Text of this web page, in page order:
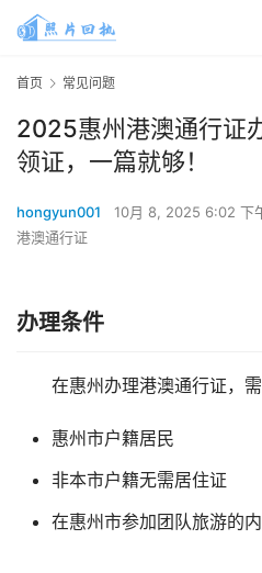
首页 常见问题
2025惠州港澳通行证
领证，一篇就够！
hongyun001 10月 8, 2025 6:02 下
港澳通行证
办理条件
在惠州办理港澳通行证，
惠州市户籍居民
非本市户籍无需居住证
在惠州市参加团队旅游的